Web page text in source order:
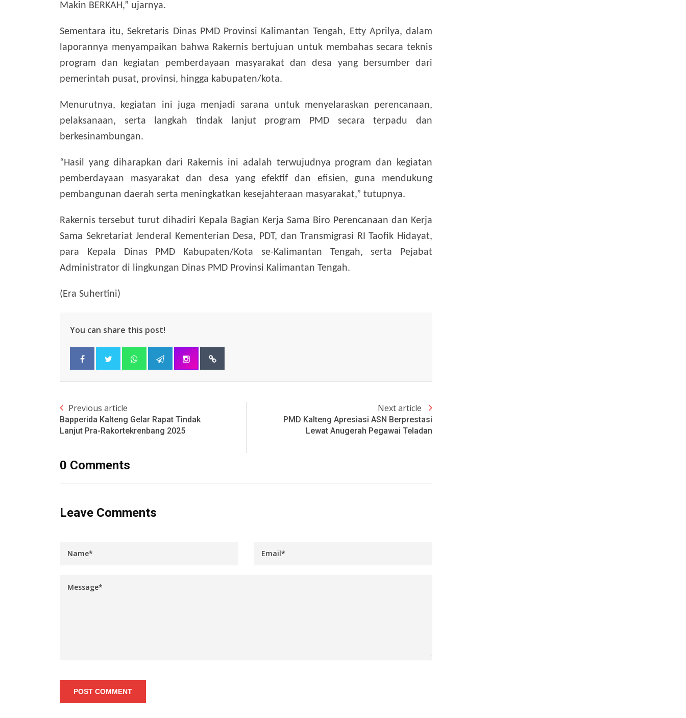
Makin BERKAH,” ujarnya.
Sementara itu, Sekretaris Dinas PMD Provinsi Kalimantan Tengah, Etty Aprilya, dalam
laporannya menyampaikan bahwa Rakernis bertujuan untuk membahas secara teknis
program dan kegiatan pemberdayaan masyarakat dan desa yang bersumber dari
pemerintah pusat, provinsi, hingga kabupaten/kota.
Menurutnya, kegiatan ini juga menjadi sarana untuk menyelaraskan perencanaan,
pelaksanaan, serta langkah tindak lanjut program PMD secara terpadu dan
berkesinambungan.
“Hasil yang diharapkan dari Rakernis ini adalah terwujudnya program dan kegiatan
pemberdayaan masyarakat dan desa yang efektif dan efisien, guna mendukung
pembangunan daerah serta meningkatkan kesejahteraan masyarakat,” tutupnya.
Rakernis tersebut turut dihadiri Kepala Bagian Kerja Sama Biro Perencanaan dan Kerja
Sama Sekretariat Jenderal Kementerian Desa, PDT, dan Transmigrasi RI Taofik Hidayat,
para Kepala Dinas PMD Kabupaten/Kota se-Kalimantan Tengah, serta Pejabat
Administrator di lingkungan Dinas PMD Provinsi Kalimantan Tengah.
(Era Suhertini)
You can share this post!
Previous article
Bapperida Kalteng Gelar Rapat Tindak
Lanjut Pra-Rakortekrenbang 2025
Next article
PMD Kalteng Apresiasi ASN Berprestasi
Lewat Anugerah Pegawai Teladan
0 Comments
Leave Comments
POST COMMENT